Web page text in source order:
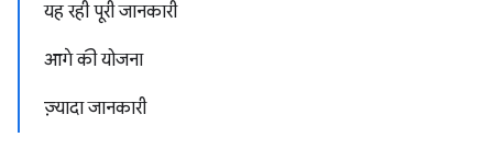
यह रही पूरी जानकारी
आगे की योजना
ज़्यादा जानकारी